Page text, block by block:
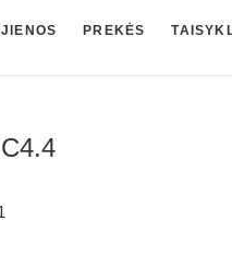
PREKĖS
C4.4